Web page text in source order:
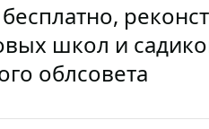
школ и
облсовета